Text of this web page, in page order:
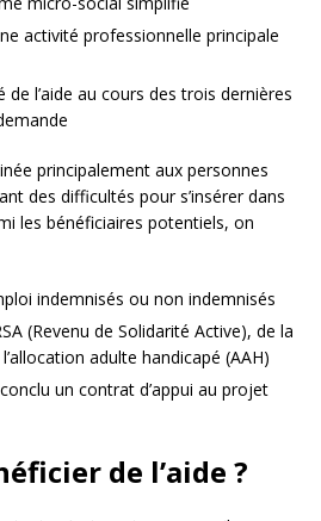
activité professionnelle principale
de l’aide au cours des trois dernières
principalement aux personnes
des difficultés pour s’insérer dans
les bénéficiaires potentiels, on
indemnisés ou non indemnisés
(Revenu de Solidarité Active), de la
adulte handicapé (AAH)
un contrat d’appui au projet
de l’aide ?